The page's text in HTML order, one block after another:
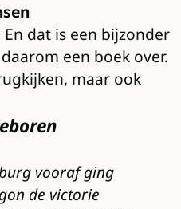
dat is een bijzonder
een boek over.
maar ook
vooraf ging
de victorie